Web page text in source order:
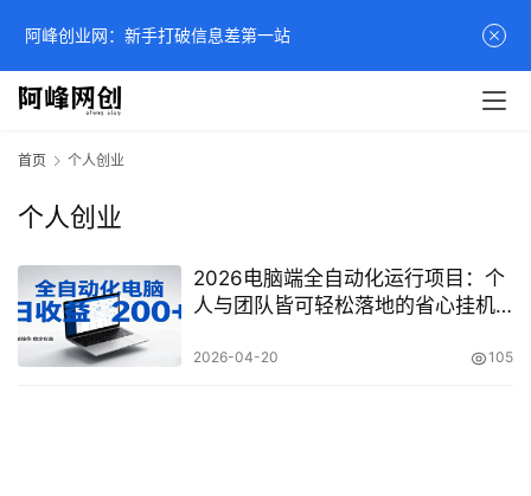
首页 个人创业
个人创业
2026电脑端全自动化运行项目：个
人与团队皆可轻松落地的省心挂机
2026-04-20 105
阿峰创业网：新手打破信息差第一站